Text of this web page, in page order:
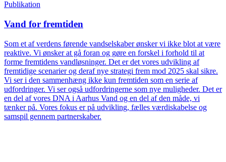
Publikation
Vand for fremtiden
Som et af verdens førende vandselskaber ønsker vi ikke blot at være
reaktive. Vi ønsker at gå foran og gøre en forskel i forhold til at
forme fremtidens vandløsninger. Det er det vores udvikling af
fremtidige scenarier og deraf nye strategi frem mod 2025 skal sikre.
Vi ser i den sammenhæng ikke kun fremtiden som en serie af
udfordringer. Vi ser også udfordringerne som nye muligheder. Det er
en del af vores DNA i Aarhus Vand og en del af den måde, vi
tænker på. Vores fokus er på udvikling, fælles værdiskabelse og
samspil gennem partnerskaber.